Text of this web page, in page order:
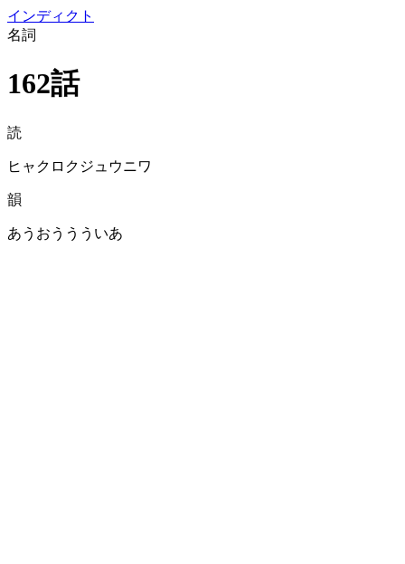
インディクト
名詞
162話
読
ヒャクロクジュウニワ
韻
あうおううういあ